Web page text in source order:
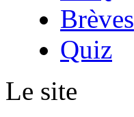
Brèves
Quiz
Le site